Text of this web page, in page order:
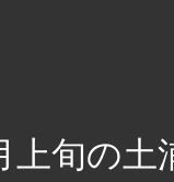
上旬の